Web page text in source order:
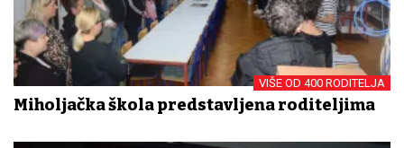
VIŠE OD 400 RODITELJA
Miholjačka škola predstavljena roditeljima